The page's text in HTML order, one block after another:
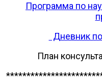
Программа по
Дневник
План